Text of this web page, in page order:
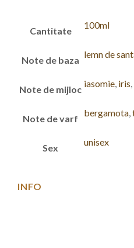
Cantitate
100ml
Note de baza
lemn de
Note de mijloc
iasomie, iris,
Note de varf
bergamota,
Sex
unisex
INFO